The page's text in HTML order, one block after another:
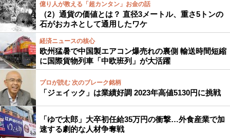
億り人が教える「超カンタン」お金の話
（2）通貨の価値とは？ 直径3メートル、重さ5トンの
石がおカネとして通用したワケ
経済ニュースの核心
欧州猛暑で中国製エアコン爆売れの裏側 輸送時間短縮
に国際貨物列車「中欧班列」が大活躍
プロが読む 次のブレーク銘柄
「ジェイック」は業績好調 2023年高値5130円に挑戦
「ゆで太郎」大卒初任給35万円の衝撃…外食産業で加
速する劇的な人材争奪戦